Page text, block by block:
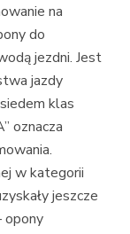
na
do
jezdni. Jest
jazdy
klas
oznacza
w kategorii
jeszcze
opony